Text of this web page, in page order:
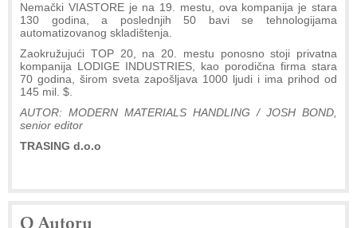
Nemački VIASTORE je na 19. mestu, ova kompanija je stara
130 godina, a poslednjih 50 bavi se tehnologijama
automatizovanog skladištenja.
Zaokružujući TOP 20, na 20. mestu ponosno stoji privatna
kompanija LODIGE INDUSTRIES, kao porodična firma stara
70 godina, širom sveta zapošljava 1000 ljudi i ima prihod od
145 mil. $.
AUTOR: MODERN MATERIALS HANDLING / JOSH BOND,
senior editor
TRASING d.o.o
O Autoru